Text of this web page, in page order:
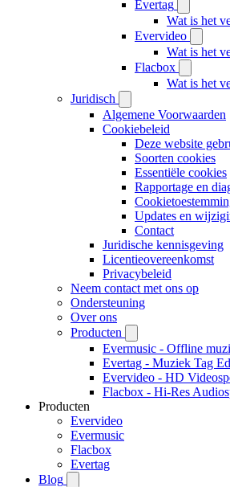
Evertag
Wat is het
Evervideo
Wat is het
Flacbox
Wat is het
Juridisch
Algemene Voorwaarden
Cookiebeleid
Deze website
Soorten cookies
Essentiële cookies
Rapportage en
Updates en
Contact
Juridische kennisgeving
Licentieovereenkomst
Privacybeleid
Neem contact met ons op
Ondersteuning
Over ons
Producten
Evermusic - Offline
Evertag - Muziek Tag
Evervideo - HD
Flacbox - Hi-Res
Producten
Evervideo
Evermusic
Flacbox
Evertag
Blog